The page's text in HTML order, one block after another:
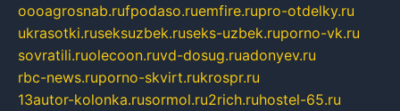
oooagrosnab.rufpodaso.ruemfire.rupro-otdelky.ru
ukrasotki.ruseksuzbek.ruseks-uzbek.ruporno-vk.ru
sovratili.ruolecoon.ruvd-dosug.ruadonyev.ru
rbc-news.ruporno-skvirt.rukrospr.ru
13autor-kolonka.rusormol.ru2rich.ruhostel-65.ru